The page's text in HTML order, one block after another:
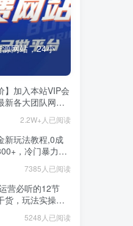
网站，24小
】加入本站VIP会
新各大团队网赚
免费，每天持续
2.2W+人已阅读
新玩法教程,0成
，冷门暴力引
7385人已阅读
营必听的12节
货，玩法实操，
掌握5248人已阅读